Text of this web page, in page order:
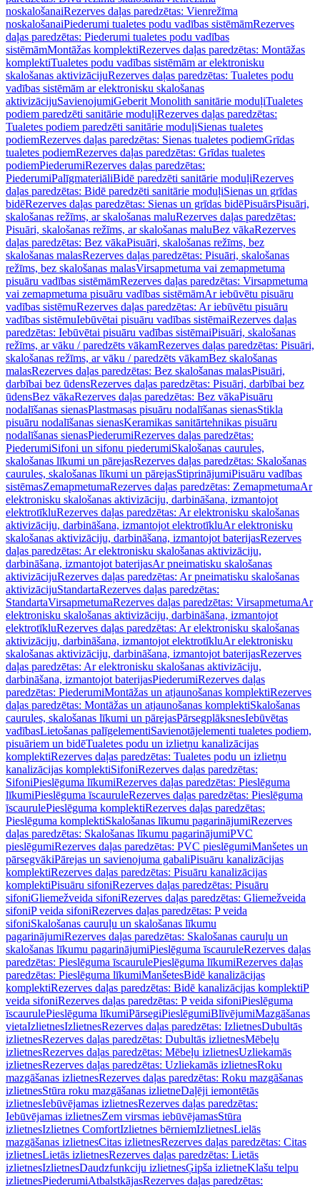
noskalošanaiRezerves daļas paredzētas: Vienrežīma
noskalošanaiPiederumi tualetes podu vadības sistēmāmRezerves
daļas paredzētas: Piederumi tualetes podu vadības
sistēmāmMontāžas komplektiRezerves daļas paredzētas: Montāžas
komplektiTualetes podu vadības sistēmām ar elektronisku
skalošanas aktivizācijuRezerves daļas paredzētas: Tualetes podu
vadības sistēmām ar elektronisku skalošanas
aktivizācijuSavienojumiGeberit Monolith sanitārie moduļiTualetes
podiem paredzēti sanitārie moduļiRezerves daļas paredzētas:
Tualetes podiem paredzēti sanitārie moduļiSienas tualetes
podiemRezerves daļas paredzētas: Sienas tualetes podiemGrīdas
tualetes podiemRezerves daļas paredzētas: Grīdas tualetes
podiemPiederumiRezerves daļas paredzētas:
PiederumiPalīgmateriāliBidē paredzēti sanitārie moduļiRezerves
daļas paredzētas: Bidē paredzēti sanitārie moduļiSienas un grīdas
bidēRezerves daļas paredzētas: Sienas un grīdas bidēPisuārsPisuāri,
skalošanas režīms, ar skalošanas maluRezerves daļas paredzētas:
Pisuāri, skalošanas režīms, ar skalošanas maluBez vākaRezerves
daļas paredzētas: Bez vākaPisuāri, skalošanas režīms, bez
skalošanas malasRezerves daļas paredzētas: Pisuāri, skalošanas
režīms, bez skalošanas malasVirsapmetuma vai zemapmetuma
pisuāru vadības sistēmāmRezerves daļas paredzētas: Virsapmetuma
vai zemapmetuma pisuāru vadības sistēmāmAr iebūvētu pisuāru
vadības sistēmuRezerves daļas paredzētas: Ar iebūvētu pisuāru
vadības sistēmuIebūvētai pisuāru vadības sistēmaiRezerves daļas
paredzētas: Iebūvētai pisuāru vadības sistēmaiPisuāri, skalošanas
režīms, ar vāku / paredzēts vākamRezerves daļas paredzētas: Pisuāri,
skalošanas režīms, ar vāku / paredzēts vākamBez skalošanas
malasRezerves daļas paredzētas: Bez skalošanas malasPisuāri,
darbībai bez ūdensRezerves daļas paredzētas: Pisuāri, darbībai bez
ūdensBez vākaRezerves daļas paredzētas: Bez vākaPisuāru
nodalīšanas sienasPlastmasas pisuāru nodalīšanas sienasStikla
pisuāru nodalīšanas sienasKeramikas sanitārtehnikas pisuāru
nodalīšanas sienasPiederumiRezerves daļas paredzētas:
PiederumiSifoni un sifonu piederumiSkalošanas caurules,
skalošanas līkumi un pārejasRezerves daļas paredzētas: Skalošanas
caurules, skalošanas līkumi un pārejasStiprinājumiPisuāru vadības
sistēmasZemapmetumaRezerves daļas paredzētas: ZemapmetumaAr
elektronisku skalošanas aktivizāciju, darbināšana, izmantojot
elektrotīkluRezerves daļas paredzētas: Ar elektronisku skalošanas
aktivizāciju, darbināšana, izmantojot elektrotīkluAr elektronisku
skalošanas aktivizāciju, darbināšana, izmantojot baterijasRezerves
daļas paredzētas: Ar elektronisku skalošanas aktivizāciju,
darbināšana, izmantojot baterijasAr pneimatisku skalošanas
aktivizācijuRezerves daļas paredzētas: Ar pneimatisku skalošanas
aktivizācijuStandartaRezerves daļas paredzētas:
StandartaVirsapmetumaRezerves daļas paredzētas: VirsapmetumaAr
elektronisku skalošanas aktivizāciju, darbināšana, izmantojot
elektrotīkluRezerves daļas paredzētas: Ar elektronisku skalošanas
aktivizāciju, darbināšana, izmantojot elektrotīkluAr elektronisku
skalošanas aktivizāciju, darbināšana, izmantojot baterijasRezerves
daļas paredzētas: Ar elektronisku skalošanas aktivizāciju,
darbināšana, izmantojot baterijasPiederumiRezerves daļas
paredzētas: PiederumiMontāžas un atjaunošanas komplektiRezerves
daļas paredzētas: Montāžas un atjaunošanas komplektiSkalošanas
caurules, skalošanas līkumi un pārejasPārsegplāksnesIebūvētas
vadībasLietošanas palīgelementiSavienotājelementi tualetes podiem,
pisuāriem un bidēTualetes podu un izlietņu kanalizācijas
komplektiRezerves daļas paredzētas: Tualetes podu un izlietņu
kanalizācijas komplektiSifoniRezerves daļas paredzētas:
SifoniPieslēguma līkumiRezerves daļas paredzētas: Pieslēguma
līkumiPieslēguma īscauruleRezerves daļas paredzētas: Pieslēguma
īscaurulePieslēguma komplektiRezerves daļas paredzētas:
Pieslēguma komplektiSkalošanas līkumu pagarinājumiRezerves
daļas paredzētas: Skalošanas līkumu pagarinājumiPVC
pieslēgumiRezerves daļas paredzētas: PVC pieslēgumiManšetes un
pārsegvākiPārejas un savienojuma gabaliPisuāru kanalizācijas
komplektiRezerves daļas paredzētas: Pisuāru kanalizācijas
komplektiPisuāru sifoniRezerves daļas paredzētas: Pisuāru
sifoniGliemežveida sifoniRezerves daļas paredzētas: Gliemežveida
sifoniP veida sifoniRezerves daļas paredzētas: P veida
sifoniSkalošanas cauruļu un skalošanas līkumu
pagarinājumiRezerves daļas paredzētas: Skalošanas cauruļu un
skalošanas līkumu pagarinājumiPieslēguma īscauruleRezerves daļas
paredzētas: Pieslēguma īscaurulePieslēguma līkumiRezerves daļas
paredzētas: Pieslēguma līkumiManšetesBidē kanalizācijas
komplektiRezerves daļas paredzētas: Bidē kanalizācijas komplektiP
veida sifoniRezerves daļas paredzētas: P veida sifoniPieslēguma
īscaurulePieslēguma līkumiPārsegiPieslēgumiBlīvējumiMazgāšanas
vietaIzlietnesIzlietnesRezerves daļas paredzētas: IzlietnesDubultās
izlietnesRezerves daļas paredzētas: Dubultās izlietnesMēbeļu
izlietnesRezerves daļas paredzētas: Mēbeļu izlietnesUzliekamās
izlietnesRezerves daļas paredzētas: Uzliekamās izlietnesRoku
mazgāšanas izlietnesRezerves daļas paredzētas: Roku mazgāšanas
izlietnesStūra roku mazgāšanas izlietneDaļēji iemontētās
izlietnesIebūvējamas izlietnesRezerves daļas paredzētas:
Iebūvējamas izlietnesZem virsmas iebūvējamasStūra
izlietnesIzlietnes ComfortIzlietnes bērniemIzlietnesLielās
mazgāšanas izlietnesCitas izlietnesRezerves daļas paredzētas: Citas
izlietnesLietās izlietnesRezerves daļas paredzētas: Lietās
izlietnesIzlietnesDaudzfunkciju izlietnesĢipša izlietneKlašu telpu
izlietnesPiederumiAtbalstkājasRezerves daļas paredzētas: